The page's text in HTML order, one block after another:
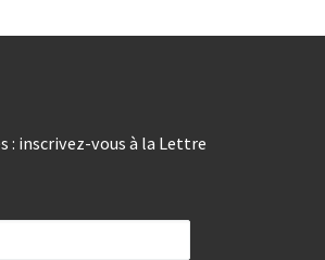
: inscrivez-vous à la Lettre